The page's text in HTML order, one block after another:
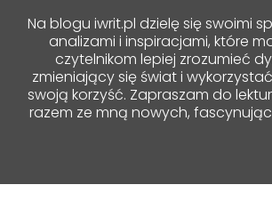
Na blogu iwrit.pl dzielę się swoimi
analizami i inspiracjami, które
czytelnikom lepiej zrozumieć
zmieniający się świat i
swoją korzyść. Zapraszam do
razem ze mną nowych,